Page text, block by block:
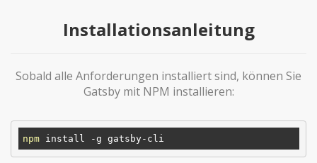
Installationsanleitung
Sobald alle Anforderungen installiert sind, können Sie
Gatsby mit NPM installieren:
npm